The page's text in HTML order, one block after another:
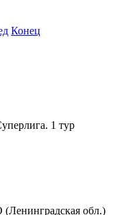
Конец
1 тур
обл.)